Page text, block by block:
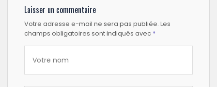
Laisser un commentaire
Votre adresse e-mail ne sera pas publiée. Les
champs obligatoires sont indiqués avec *